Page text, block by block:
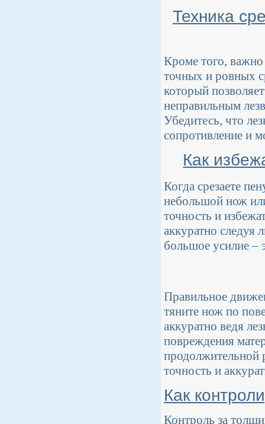
Техника
Кроме того,
точных и ровных
который
неправильным
Убедитесь, что
сопротивление и
Как
Когда срезаете
небольшой нож
точность и
аккуратно следуя
большое усилие –
Правильное
тяните нож по
аккуратно ведя
повреждения
продолжительной
точность и
Как
Контроль за